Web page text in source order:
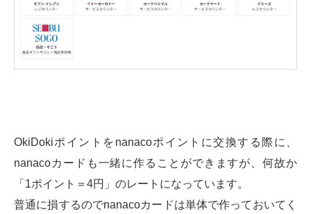
OkiDokiポイントをnanacoポイントに交換する際に、
nanacoカードも一緒に作ることができますが、何故か
「1ポイント＝4円」のレートになっています。
普通に損するのでnanacoカードは単体で作っておいてく